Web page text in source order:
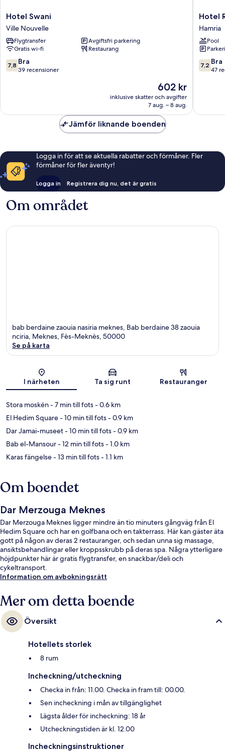
Hotel
Swani
Ville
Nouvelle
Hotel Swani
Ville Nouvelle
Flygtransfer
Avgiftsfri parkering
Gratis wi-fi
Restaurang
7.8
av
7,8 Bra
39 recensioner
Priset
är
602 kr
602 kr
inklusive skatter och avgifter
7 aug. – 8 aug.
Hotel
Rif
Hamria
Hotel
Hamria
Pool
7.2
av
7,2 Bra
47
Jämför liknande boenden
Logga in för att se aktuella rabatter och förmåner. Fler
förmåner för fler äventyr!
Logga in Registrera dig nu, det är gratis
Om området
bab berdaine zaouia nasiria meknes, Bab berdaine 38 zaouia
nciria, Meknes, Fès-Meknès, 50000
Se på karta
I närheten Ta sig runt Restauranger
Stora moskén- 7 min till fots- 0.6 km
El Hedim Square- 10 min till fots- 0.9 km
Dar Jamai-museet- 10 min till fots- 0.9 km
Bab el-Mansour- 12 min till fots- 1.0 km
Karas fängelse- 13 min till fots- 1.1 km
Om boendet
Dar Merzouga Meknes
Dar Merzouga Meknes ligger mindre än tio minuters gångväg från El
Hedim Square och har en golfbana och en takterrass. Här kan gäster äta
gott på någon av deras 2 restauranger, och sedan unna sig massage,
ansiktsbehandlingar eller kroppsskrubb på deras spa. Några ytterligare
höjdpunkter här är gratis flygtransfer, en snackbar/deli och
cykeltransport.
Information om avbokningsrätt
Mer om detta boende
Översikt
Hotellets storlek
8 rum
Incheckning/utcheckning
Checka in från: 11.00. Checka in fram till: 00.00.
Sen incheckning i mån av tillgänglighet
Lägsta ålder för incheckning: 18 år
Utcheckningstiden är kl. 12.00
Incheckningsinstruktioner